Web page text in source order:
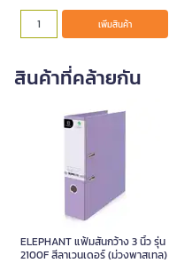
เพิ่มสินค้า
สินค้าที่คล้ายกัน
ELEPHANT แฟ้มสันกว้าง 3 นิ้ว รุ่น
2100F สีลาเวนเดอร์ (ม่วงพาสเทล)